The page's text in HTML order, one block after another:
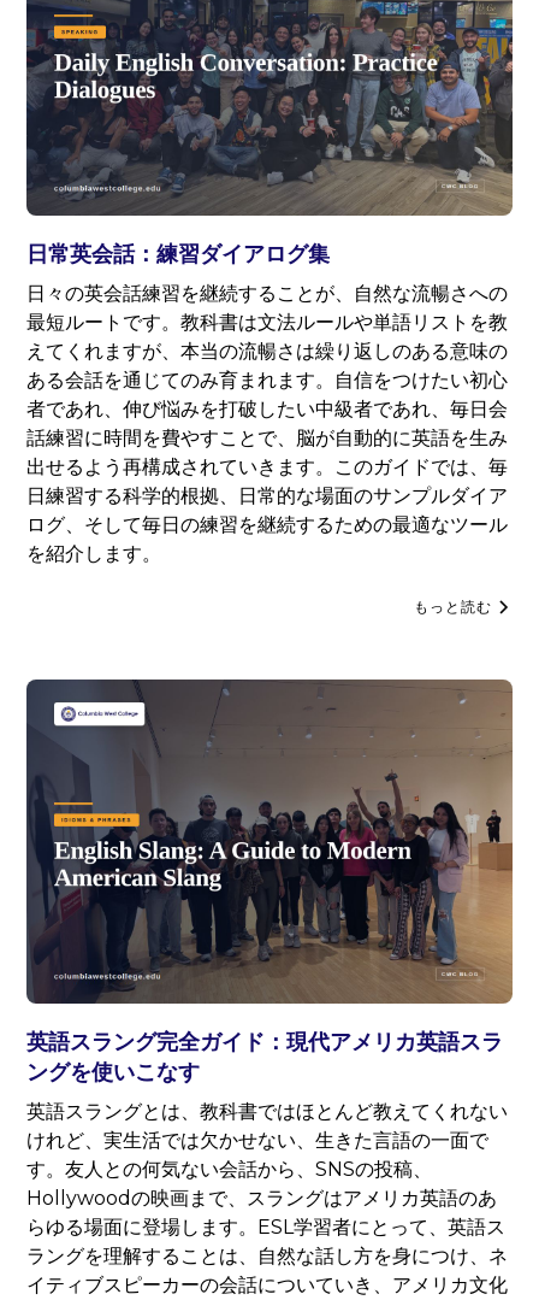
日常英会話：練習ダイアログ集
日々の英会話練習を継続することが、自然な流暢さへの
最短ルートです。教科書は文法ルールや単語リストを教
えてくれますが、本当の流暢さは繰り返しのある意味の
ある会話を通じてのみ育まれます。自信をつけたい初心
者であれ、伸び悩みを打破したい中級者であれ、毎日会
話練習に時間を費やすことで、脳が自動的に英語を生み
出せるよう再構成されていきます。このガイドでは、毎
日練習する科学的根拠、日常的な場面のサンプルダイア
ログ、そして毎日の練習を継続するための最適なツール
を紹介します。
もっと読む
英語スラング完全ガイド：現代アメリカ英語スラ
ングを使いこなす
英語スラングとは、教科書ではほとんど教えてくれない
けれど、実生活では欠かせない、生きた言語の一面で
す。友人との何気ない会話から、SNSの投稿、
Hollywoodの映画まで、スラングはアメリカ英語のあ
らゆる場面に登場します。ESL学習者にとって、英語ス
ラングを理解することは、自然な話し方を身につけ、ネ
イティブスピーカーの会話についていき、アメリカ文化